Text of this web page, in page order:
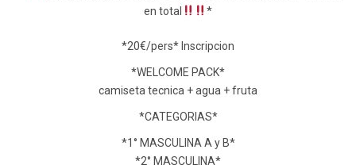
en total
*
*20€/pers* Inscripcion
*WELCOME PACK*
camiseta tecnica + agua + fruta
*CATEGORIAS*
*1° MASCULINA A y B*
*2° MASCULINA*